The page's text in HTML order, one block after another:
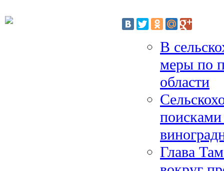
В
меры по
области
поисками
Глава